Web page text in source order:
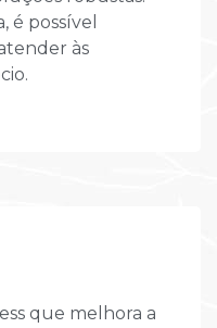
é possível
às
que melhora a